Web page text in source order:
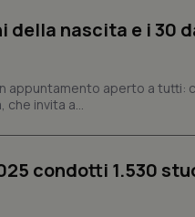
della nascita e i 30
appuntamento aperto a tutti:
che invita a...
condotti 1.530
sui cookie dei visitatori. È
4
Questo cookie è impostato
abilitare il sistema di tracking
4
Questo cookie è impostato